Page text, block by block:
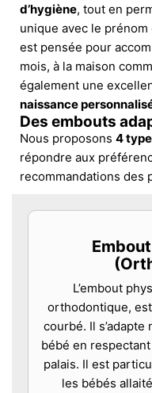
d’hygiène, tout en
unique avec le
est pensée pour
mois, à la maison
également une
naissance
Des embouts
Nous proposons 4
répondre aux
recommandations des
L’embout
orthodontique,
courbé. Il
bébé en
palais. Il est
les bébés